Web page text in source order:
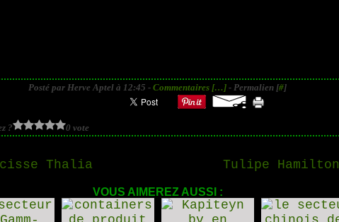
Posté par Herve Aptel à 12:45 -Commentaires […] - Permalien [#]
? 0 vote
Thalia Tulipe Hamilton
VOUS AIMEREZ AUSSI :